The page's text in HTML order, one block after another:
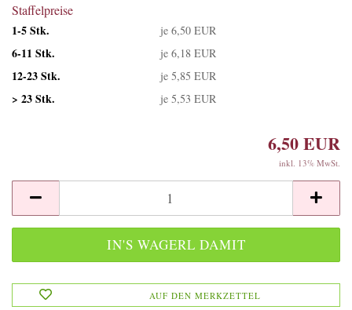
Staffelpreise
1-5 Stk.
je 6,50 EUR
6-11 Stk. je 6,18 EUR
12-23 Stk. je 5,85 EUR
> 23 Stk. je 5,53 EUR
6,50 EUR
inkl. 13% MwSt.
AUF DEN MERKZETTEL